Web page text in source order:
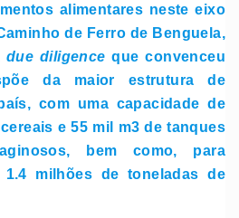
alimentares neste eixo
de Ferro de Benguela,
due diligence que convenceu
da maior estrutura de
com uma capacidade de
e 55 mil m3 de tanques
bem como, para
milhões de toneladas de